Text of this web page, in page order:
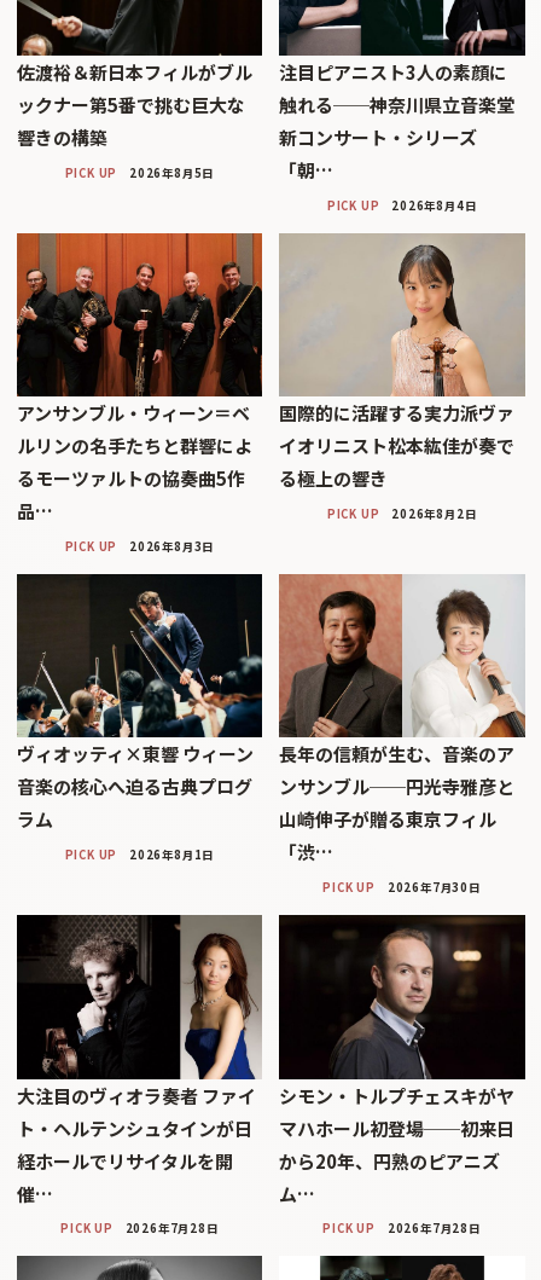
佐渡裕＆新日本フィルがブル
ックナー第5番で挑む巨大な
響きの構築
PICK UP 2026年8月5日
注目ピアニスト3人の素顔に
触れる──神奈川県立音楽堂
新コンサート・シリーズ
「朝…
PICK UP 2026年8月4日
アンサンブル・ウィーン＝ベ
ルリンの名手たちと群響によ
るモーツァルトの協奏曲5作
品…
PICK UP 2026年8月3日
国際的に活躍する実力派ヴァ
イオリニスト松本紘佳が奏で
る極上の響き
PICK UP 2026年8月2日
ヴィオッティ×東響 ウィーン
音楽の核心へ迫る古典プログ
ラム
PICK UP 2026年8月1日
長年の信頼が生む、音楽のア
ンサンブル──円光寺雅彦と
山崎伸子が贈る東京フィル
「渋…
PICK UP 2026年7月30日
大注目のヴィオラ奏者 ファイ
ト・ヘルテンシュタインが日
経ホールでリサイタルを開
催…
PICK UP 2026年7月28日
シモン・トルプチェスキがヤ
マハホール初登場──初来日
から20年、円熟のピアニズ
ム…
PICK UP 2026年7月28日